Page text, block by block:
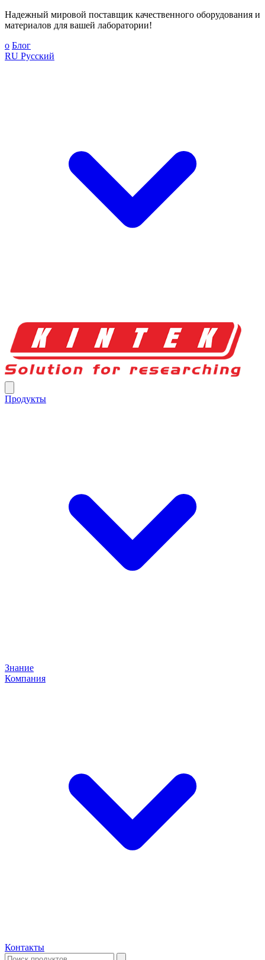
Надежный мировой поставщик качественного оборудования и
материалов для вашей лаборатории!
о Блог
RU Русский
Продукты
Знание
Компания
Контакты